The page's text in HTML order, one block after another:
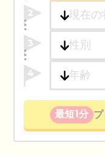
2
3
4
最短1分